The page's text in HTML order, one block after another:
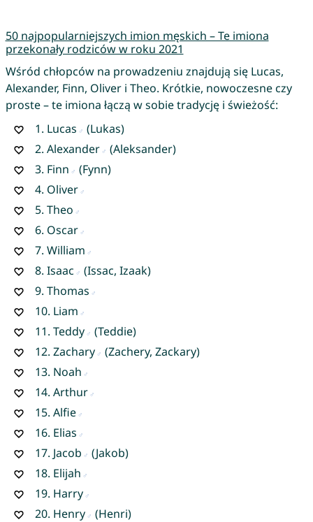
50 najpopularniejszych imion męskich – Te imiona
przekonały rodziców w roku 2021
Wśród chłopców na prowadzeniu znajdują się Lucas,
Alexander, Finn, Oliver i Theo. Krótkie, nowoczesne czy
proste – te imiona łączą w sobie tradycję i świeżość:
1. Lucas
(Lukas)
2. Alexander
(Aleksander)
3. Finn
(Fynn)
4. Oliver
5. Theo
6. Oscar
7. William
8. Isaac
(Issac, Izaak)
9. Thomas
10. Liam
11. Teddy
(Teddie)
12. Zachary
(Zachery, Zackary)
13. Noah
14. Arthur
15. Alfie
16. Elias
17. Jacob
(Jakob)
18. Elijah
19. Harry
20. Henry
(Henri)